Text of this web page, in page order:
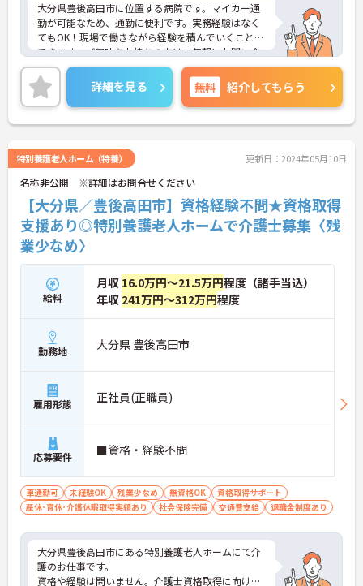
大分県豊後高田市に位置する病院です。マイカー通
勤が可能なため、通勤に便利です。実務経験はなく
てもOK！現場で働きながら経験を積んでいくことが
できます。ご興味をお持ちの方はお気軽にお問い合
わせください。
詳細を見る 無料 紹介してもらう
特別養護老人ホーム（特養） 更新日：2024年05月10日
名称非公開 ※詳細はお問合せください
【大分県／豊後高田市】資格経験不問★資格取得
支援あり◎特別養護老人ホームで介護士募集〈残
業少なめ〉
給料
月収 16.0万円～21.5万円程度（諸手当込）
年収 241万円～312万円程度
勤務地 大分県 豊後高田市
雇用形態 正社員(正職員)
応募要件 ■資格・経験不問
車通勤可 未経験OK 残業少なめ 無資格OK
資格取得サポート
産休･育休･介護休暇取得実績あり
社会保険完備 交通費支給 退職金制度あり
大分県豊後高田市にある特別養護老人ホームにて介
護のお仕事です。
資格や経験は問いません。介護士資格取得に向けた